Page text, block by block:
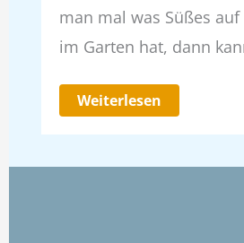
man mal was Süßes
im Garten hat, dann
Weiterlesen